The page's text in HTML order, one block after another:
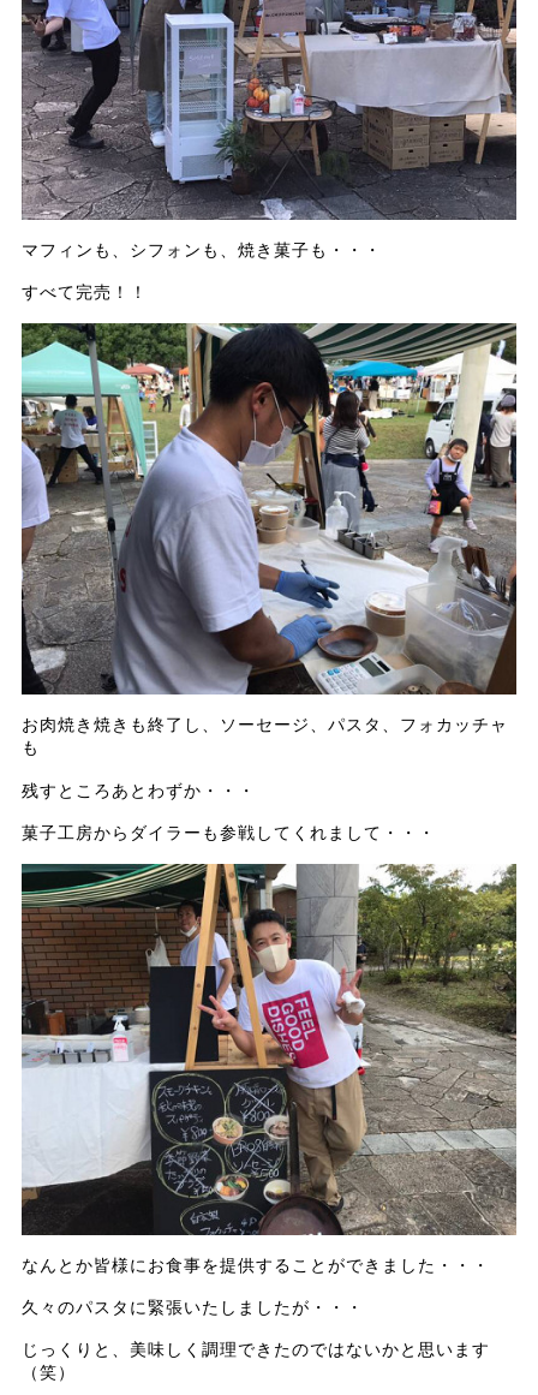
マフィンも、シフォンも、焼き菓子も・・・
すべて完売！！
お肉焼き焼きも終了し、ソーセージ、パスタ、フォカッチャ
も
残すところあとわずか・・・
菓子工房からダイラーも参戦してくれまして・・・
なんとか皆様にお食事を提供することができました・・・
久々のパスタに緊張いたしましたが・・・
じっくりと、美味しく調理できたのではないかと思います
（笑）